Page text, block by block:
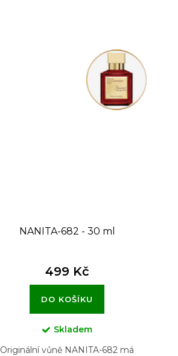
NANITA-682 - 30 ml
499 Kč
DO KOŠÍKU
Skladem
Originální vůně NANITA-682 má